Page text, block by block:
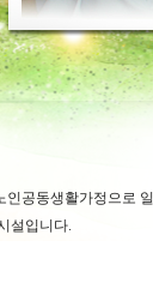
공동생활가정으로
설입니다.